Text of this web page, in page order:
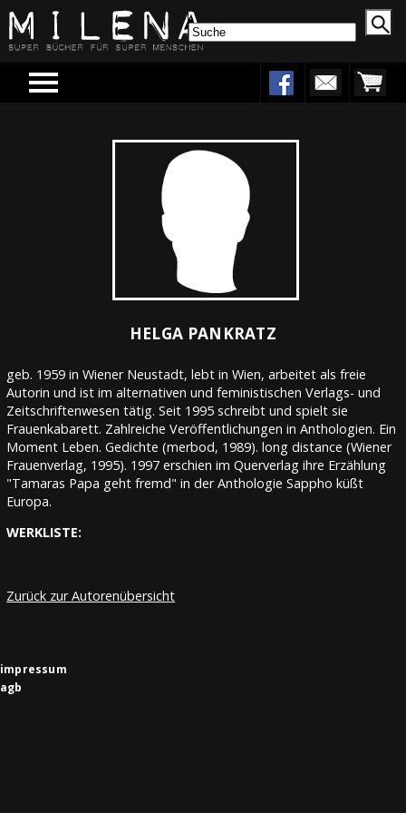
Menu
HELGA PANKRATZ
geb. 1959 in Wiener Neustadt, lebt in Wien, arbeitet als freie
Autorin und ist im alternativen und feministischen Verlags- und
Zeitschriftenwesen tätig. Seit 1995 schreibt und spielt sie
Frauenkabarett. Zahlreiche Veröffentlichungen in Anthologien. Ein
Moment Leben. Gedichte (merbod, 1989). long distance (Wiener
Frauenverlag, 1995). 1997 erschien im Querverlag ihre Erzählung
"Tamaras Papa geht fremd" in der Anthologie Sappho küßt
Europa.
WERKLISTE:
Zurück zur Autorenübersicht
impressum
agb